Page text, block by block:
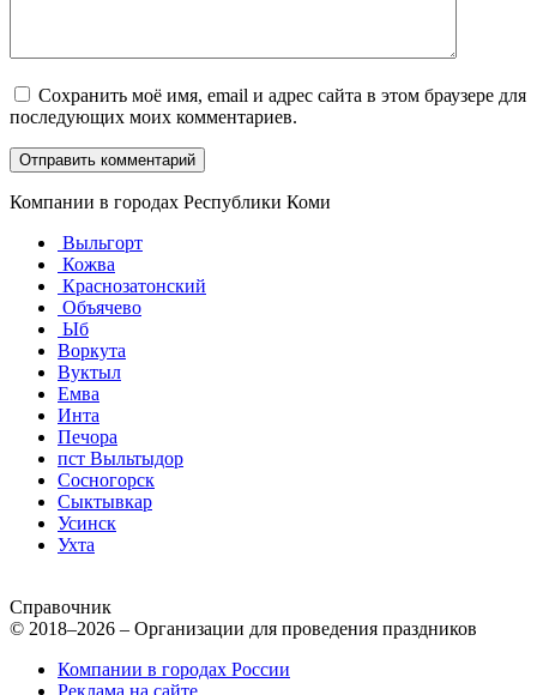
Сохранить моё имя, email и адрес сайта в этом браузере для
последующих моих комментариев.
Компании в городах Республики Коми
Выльгорт
Кожва
Краснозатонский
Объячево
Ыб
Воркута
Вуктыл
Емва
Инта
Печора
пст Выльтыдор
Сосногорск
Сыктывкар
Усинск
Ухта
Справочник
© 2018–2026 – Организации для проведения праздников
Компании в городах России
Реклама на сайте